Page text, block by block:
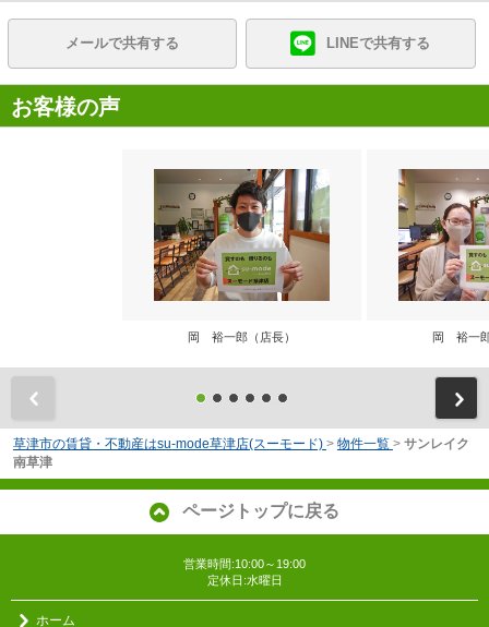
メールで共有する LINEで共有する
お客様の声
岡 裕一郎（店長） 岡 裕一
草津市の賃貸・不動産はsu-mode草津店(スーモード) > 物件一覧 > サンレイク
南草津
ページトップに戻る
営業時間:10:00～19:00
定休日:水曜日
ホーム